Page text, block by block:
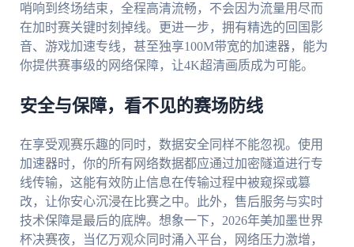
哨响到终场结束，全程高清流畅，不会因为流量用尽而
在加时赛关键时刻掉线。更进一步，拥有精选的回国影
音、游戏加速专线，甚至独享100M带宽的加速器，能为
你提供赛事级的网络保障，让4K超清画质成为可能。
安全与保障，看不见的赛场防线
在享受观赛乐趣的同时，数据安全同样不能忽视。使用
加速器时，你的所有网络数据都应通过加密隧道进行专
线传输，这能有效防止信息在传输过程中被窥探或篡
改，让你安心沉浸在比赛之中。此外，售后服务与实时
技术保障是最后的底牌。想象一下，2026年美加墨世界
杯决赛夜，当亿万观众同时涌入平台，网络压力激增，